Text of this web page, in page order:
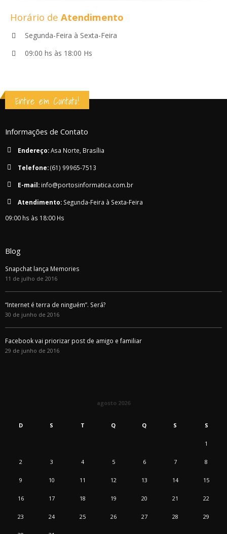
Horário de Atendimento
Segunda-Feira à Sexta-Feira
09:00 hs às 18:00 Hs
Entre em Contato!
Informações de Contato
Endereço:Asa Norte, Brasília
Telefone:(61) 99965-7513
E-mail: info@portosinformatica.com.br
Atendimento: Segunda-Feira à Sexta-Feira
09:00 hs às 18:00 Hs
Blog
Snapchat lança Memories
11 de julho de 2016
“Internet é terra de ninguém”. Será?
30 de junho de 2016
Facebook vai priorizar post de amigo e familiar
29 de junho de 2016
agosto 2026
D S T Q Q S S
1
2 3 4 5 6 7 8
9 10 11 12 13 14 15
16 17 18 19 20 21 22
23 24 25 26 27 28 29